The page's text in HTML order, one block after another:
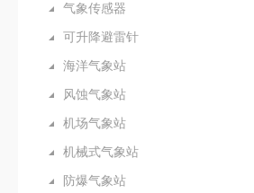
气象传感器
可升降避雷针
海洋气象站
风蚀气象站
机场气象站
机械式气象站
防爆气象站